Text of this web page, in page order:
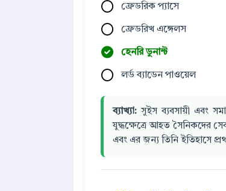
ফ্রেডরিক প্যাসে
ফ্রেডরিখ এঙ্গেলস
হেনরি ডুনান্ট
লর্ড ব্যাডেন পাওয়েল
ব্যাখ্যা: সুইস ব্যবসায়ী এবং
যুদ্ধক্ষেত্রে আহত সৈনিকদের
এবং এর জন্য তিনি ইতিহাসে